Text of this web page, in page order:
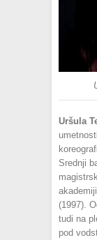
Uršula
Srednji
(1997).
tudi na
pod